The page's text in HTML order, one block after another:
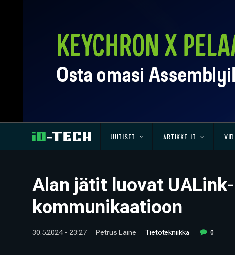
UUTISET ARTIKKELIT
Alan jätit luovat
kommunikaatioon
30.5.2024 - 23:27 Petrus Laine Tietotekniikka 0